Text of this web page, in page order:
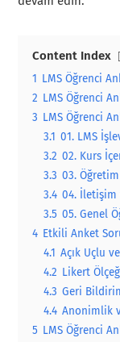
Content Index
1 LMS Öğrenci
2 LMS Öğrenci
3 LMS Öğrenci
3.1 01. LMS
3.2 02. Kurs
3.3 03. Öğretim
3.4 04.
3.5 05. Genel
4 Etkili Anket
4.1 Açık Uçlu
4.2 Likert
4.3 Geri
4.4 Anonimlik
5 LMS Öğrenci